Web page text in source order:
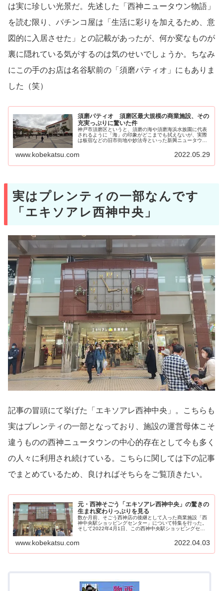
は実に珍しい光景だ。先述した「西神ニュータウン物語」
を読む限り、パチンコ屋は「生活に彩りを加えるため、意
図的に入居させた」との記載があったが、何か変なものが
裏に隠れている気がするのは気のせいでしょうか。ちなみ
にこの手のお店は名谷駅前の「須磨パティオ」にもありま
した（笑）
須磨パティオ 須磨区最大規模の商業施設、その
充実っぷりに驚いた件
神戸市須磨区というと、須磨の海や須磨海浜水族園に代表
されるように「海」の印象がどこまでも拭えないが、実際
は板宿などの旧市街地や妙法寺といった新興ニュータウン
www.kobekatsu.com 2022.05.29
実はプレンティの一部なんです
「エキソアレ西神中央」
記事の冒頭にて挙げた「エキソアレ西神中央」。こちらも
実はプレンティの一部となっており、施設の運営母体こそ
違うものの西神ニュータウンの中心的存在として今も多く
の人々に利用され続けている。こちらに関しては下の記事
でまとめているため、良ければそちらをご覧頂きたい。
元・西神そごう「エキソアレ西神中央」の驚きの
生まれ変わりっぷりを見る
数か月前、そごう西神店の後継として入った商業施設「西
神中央駅ショッピングセンター」について特集を行った。
そして2022年4月1日、この西神中央駅ショッピングセン
www.kobekatsu.com 2022.04.03